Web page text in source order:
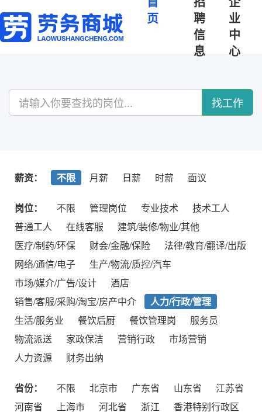
页
聘
信
息
业
中
心
找工作
薪资： 不限 月薪 日薪 时薪 面议
岗位： 不限 管理岗位 专业技术
技术工人
普通工人
在线客服
建筑/装修/物业/其他
医疗/制药/环保
财会/金融/保险
法律/教育/翻译/出版
网络/通信/电子
生产/物流/质控/汽车
市场/媒介/广告/设计
酒店
销售/客服/采购/淘宝/房产中介
人力/行政/管理
生活/服务业
餐饮后厨 餐饮管理岗
服务员
物流派送
家政保洁 营销行政
市场营销
人力资源
财务出纳
省份： 不限 北京市 广东省 山东省
江苏省
河南省
上海市 河北省 浙江
香港特别行政区